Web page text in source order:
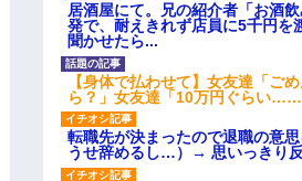
居酒屋にて。兄の紹介者「お酒
発で、耐えきれず店員に5千円を
聞かせたら...
【身体で払わせて】女友達「ご
ら？」女友達「10万円ぐらい
転職先が決まったので退職の意
うせ辞めるし…）→ 思いっきり